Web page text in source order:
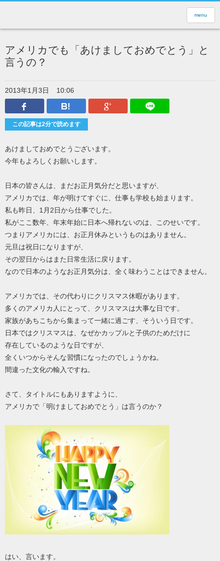
menu
アメリカでも「あけましておめでとう」と
言うの？
2013年1月3日
10:06
Facebook
はてなブックマークGoogle Plus
この記事は2分で読めます
あけましておめでとうございます。
今年もよろしくお願いします。
日本の皆さんは、まだお正月気分だと思いますが、
アメリカでは、年が明けてすぐに、仕事も学校も始まります。
私も昨日、1月2日から仕事でした。
私がここ数年、年末年始に日本へ帰れないのは、このせいです。
つまりアメリカには、お正月休みというものはありません。
元旦は祝日になりますが、
その翌日からはまた日常生活に戻ります。
なので日本のようなお正月気分は、全く味わうことはできません。
アメリカでは、その代わりにクリスマス休暇があります。
多くのアメリカ人にとって、クリスマスは大事な日です。
家族があちこちから集まって一緒に過ごす、そういう日です。
日本ではクリスマスは、なぜかカップルと子供のためだけに
存在しているのような日ですが、
全くいつからそんな習慣になったのでしょうかね。
間違った文化の輸入ですね。
さて、タイトルにもありますように、
アメリカで「明けましておめでとう」は言うのか？
はい、言います。